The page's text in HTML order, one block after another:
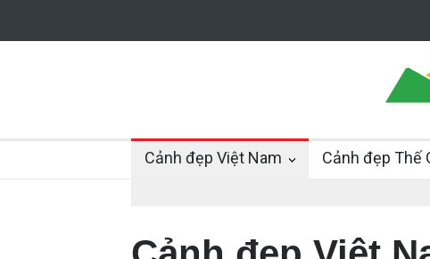
Cảnh đẹp Việt Nam Cảnh đẹp Thế